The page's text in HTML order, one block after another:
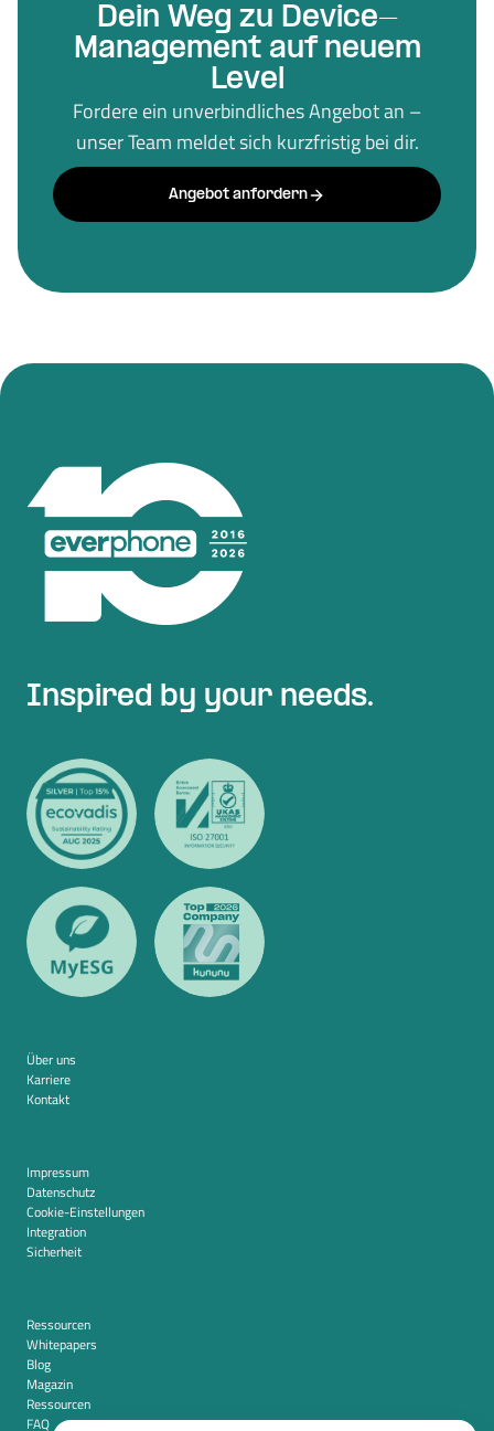
Dein Weg zu Device-
Management auf neuem
Level
Fordere ein unverbindliches Angebot an –
unser Team meldet sich kurzfristig bei dir.
Angebot anfordern
Inspired by your needs.
Über uns
Karriere
Kontakt
Impressum
Datenschutz
Cookie-Einstellungen
Integration
Sicherheit
Ressourcen
Whitepapers
Blog
Magazin
Ressourcen
FAQ